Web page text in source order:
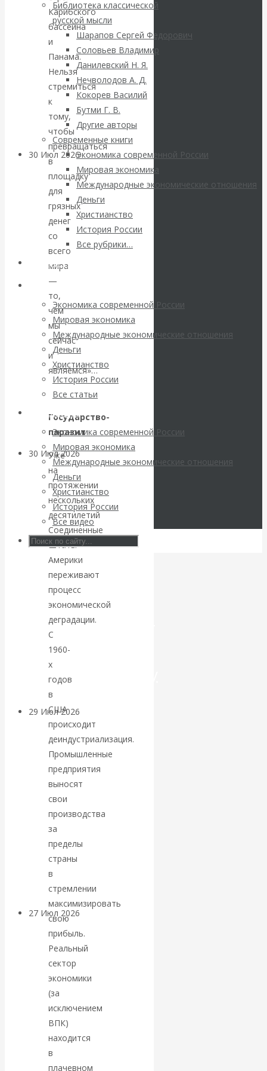
Библиотека классической
русской мысли
Шарапов Сергей Федорович
Соловьев Владимир
Данилевский Н. Я.
Нечволодов А. Д.
Кокорев Василий
Бутми Г. В.
Другие авторы
Современные книги
Экономика современной России
Мировая экономика
Международные экономические отношения
Деньги
Христианство
История России
Все рубрики…
Авторы РЭОШ
Архив статей
Экономика современной России
Мировая экономика
Международные экономические отношения
Деньги
Христианство
История России
Все статьи
Архив Видео
Экономика современной России
Мировая экономика
Международные экономические отношения
Деньги
Христианство
История России
Все видео
ВАлентин
Катасонов.
Саммит НАТО в
Турции: Drang
nach Osten
30 Июл 2026Банки
Валентин
Катасонов. Кто
определяет
погоду на
финансовых
рынках?
Минфины хотят
быть главнее
Центробанков?
30 Июл 2026Цифровая
экономика
Валентин
Катасонов.
Искусственный
интеллект —
революционный
переход к
посткапитализму
29 Июл 2026
финансовая олигархия
Валентин
Катасонов.
«Мировые
ростовщики»:
вчера и сегодня
27 Июл 2026 Мировая
валютная система
Валентин
КАтасонов.
«МЕТОД
ОТМЫВАНИЯ
Карибского
бассейна
и
Панама.
Нельзя
стремиться
к
тому,
чтобы
превращаться
в
площадку
для
грязных
денег
со
всего
мира
—
то,
чем
мы
сейчас
и
являемся»…
Государство-
паразит
Уже
на
протяжении
нескольких
десятилетий
Соединенные
Штаты
Америки
переживают
процесс
экономической
деградации.
С
1960-
х
годов
в
США
происходит
деиндустриализация.
Промышленные
предприятия
выносят
свои
производства
за
пределы
страны
в
стремлении
максимизировать
свою
прибыль.
Реальный
сектор
экономики
(за
исключением
ВПК)
находится
в
плачевном